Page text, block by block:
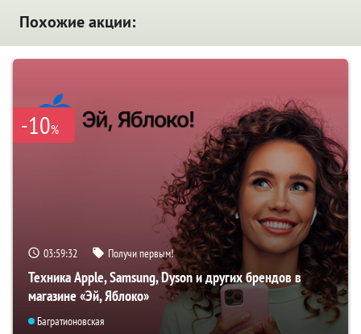
Похожие акции:
-10%
03:59:31 Получи первым!
Техника Apple, Samsung, Dyson и других брендов в
магазине «Эй, Яблоко»
Багратионовская